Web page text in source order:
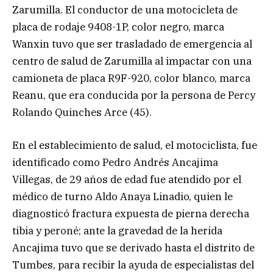
Zarumilla. El conductor de una motocicleta de
placa de rodaje 9408-1P, color negro, marca
Wanxin tuvo que ser trasladado de emergencia al
centro de salud de Zarumilla al impactar con una
camioneta de placa R9F-920, color blanco, marca
Reanu, que era conducida por la persona de Percy
Rolando Quinches Arce (45).
En el establecimiento de salud, el motociclista, fue
identificado como Pedro Andrés Ancajima
Villegas, de 29 años de edad fue atendido por el
médico de turno Aldo Anaya Linadio, quien le
diagnosticó fractura expuesta de pierna derecha
tibia y peroné; ante la gravedad de la herida
Ancajima tuvo que se derivado hasta el distrito de
Tumbes, para recibir la ayuda de especialistas del